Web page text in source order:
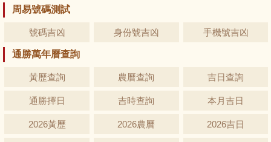
周易號碼測試
號碼吉凶 身份號吉凶 手機號吉凶
通勝萬年曆查詢
黃歷查詢 農曆查詢 吉日查詢
通勝擇日 吉時查詢 本月吉日
2026黃歷 2026農曆 2026吉日